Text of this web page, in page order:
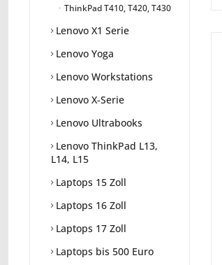
ThinkPad T410, T420, T430
Lenovo X1 Serie
Lenovo Yoga
Lenovo Workstations
Lenovo X-Serie
Lenovo Ultrabooks
Lenovo ThinkPad L13,
L14, L15
Laptops 15 Zoll
Laptops 16 Zoll
Laptops 17 Zoll
Laptops bis 500 Euro